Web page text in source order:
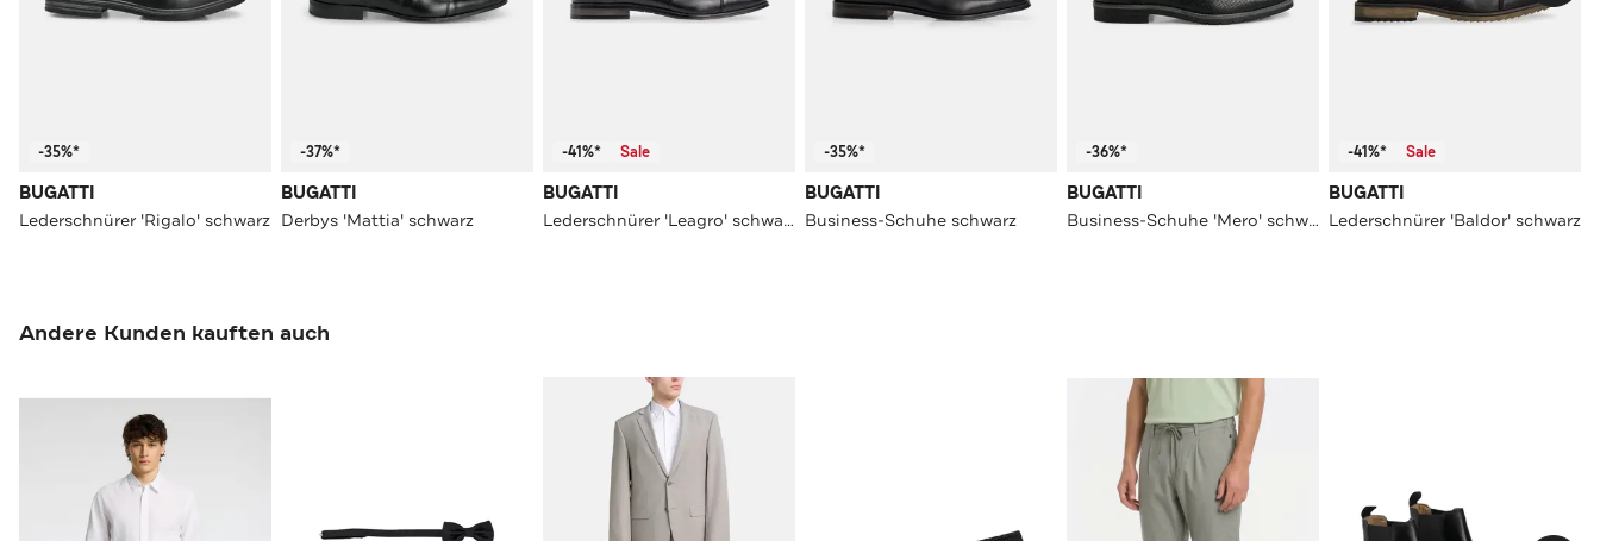
-35%*
BUGATTI
Lederschnürer 'Rigalo' schwarz
-37%*
BUGATTI
Derbys 'Mattia' schwarz
-41%* Sale
BUGATTI
Lederschnürer 'Leagro' schwarz
-35%*
BUGATTI
Business-Schuhe schwarz
-36%*
BUGATTI
Business-Schuhe 'Mero' schwarz
-41%* Sale
BUGATTI
Lederschnürer 'Baldor' schwarz
Andere Kunden kauften auch